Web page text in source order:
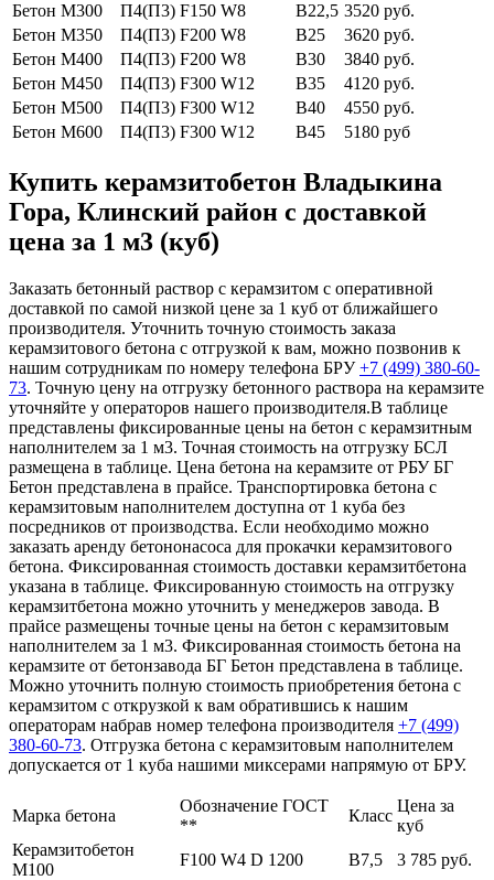
Бетон М300
П4(П3) F150 W8 В22,5 3520 руб.
Бетон М350
П4(П3) F200 W8 В25
3620 руб.
Бетон М400
П4(П3) F200 W8 В30
3840 руб.
Бетон М450
П4(П3) F300 W12 В35
4120 руб.
Бетон М500
П4(П3) F300 W12 В40
4550 руб.
Бетон М600
П4(П3) F300 W12 В45 5180 руб
Купить керамзитобетон Владыкина
Гора, Клинский район с доставкой
цена за 1 м3 (куб)
Заказать бетонный раствор с керамзитом с оперативной
доставкой по самой низкой цене за 1 куб от ближайшего
производителя. Уточнить точную стоимость заказа
керамзитового бетона с отгрузкой к вам, можно позвонив к
нашим сотрудникам по номеру телефона БРУ+7 (499) 380-60-
73. Точную цену на отгрузку бетонного раствора на керамзите
уточняйте у операторов нашего производителя.В таблице
представлены фиксированные цены на бетон с керамзитным
наполнителем за 1 м3. Точная стоимость на отгрузку БСЛ
размещена в таблице. Цена бетона на керамзите от РБУ БГ
Бетон представлена в прайсе. Транспортировка бетона с
керамзитовым наполнителем доступна от 1 куба без
посредников от производства. Если необходимо можно
заказать аренду бетононасоса для прокачки керамзитового
бетона. Фиксированная стоимость доставки керамзитбетона
указана в таблице. Фиксированную стоимость на отгрузку
керамзитбетона можно уточнить у менеджеров завода. В
прайсе размещены точные цены на бетон с керамзитовым
наполнителем за 1 м3. Фиксированная стоимость бетона на
керамзите от бетонзавода БГ Бетон представлена в таблице.
Можно уточнить полную стоимость приобретения бетона с
керамзитом с открузкой к вам обратившись к нашим
операторам набрав номер телефона производителя +7 (499)
380-60-73. Отгрузка бетона с керамзитовым наполнителем
допускается от 1 куба нашими миксерами напрямую от БРУ.
Марка бетона
Обозначение ГОСТ
**
Класс
Цена за
куб
Керамзитобетон
М100
F100 W4 D 1200 В7,5 3 785 руб.